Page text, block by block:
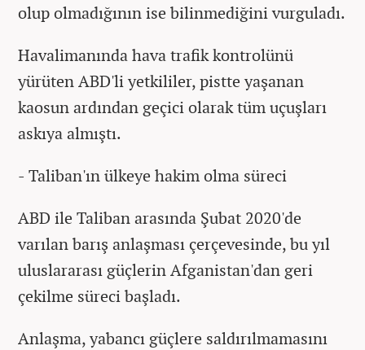
olup olmadığının ise bilinmediğini vurguladı.
Havalimanında hava trafik kontrolünü
yürüten ABD'li yetkililer, pistte yaşanan
kaosun ardından geçici olarak tüm uçuşları
askıya almıştı.
- Taliban'ın ülkeye hakim olma süreci
ABD ile Taliban arasında Şubat 2020'de
varılan barış anlaşması çerçevesinde, bu yıl
uluslararası güçlerin Afganistan'dan geri
çekilme süreci başladı.
Anlaşma, yabancı güçlere saldırılmamasını